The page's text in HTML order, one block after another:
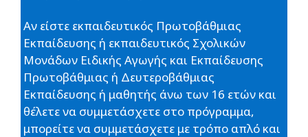
Αν είστε εκπαιδευτικός Πρωτοβάθμιας
Εκπαίδευσης ή εκπαιδευτικός Σχολικών
Μονάδων Ειδικής Αγωγής και Εκπαίδευσης
Πρωτοβάθμιας ή Δευτεροβάθμιας
Εκπαίδευσης ή μαθητής άνω των 16 ετών και
θέλετε να συμμετάσχετε στο πρόγραμμα,
μπορείτε να συμμετάσχετε με τρόπο απλό και